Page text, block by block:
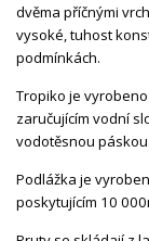
dvěma příčnými
vysoké, tuhost
podmínkách.
Tropiko je
zaručujícím vodní
vodotěsnou páskou.
Podlážka je
poskytujícím 10